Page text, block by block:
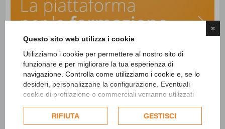
×
Questo sito web utilizza i cookie
Utilizziamo i cookie per permettere al nostro sito di
funzionare e per migliorare la tua esperienza di
navigazione. Controlla come utilizziamo i cookie e, se lo
desideri, personalizzane la configurazione. Eventuali
cookie di profilazione o commerciali verranno utilizzati
dell'utente e, se consentito, potrebbero essere utilizzati
per personalizzare gli annunci pubblicitari. Per ulteriori
RIFIUTA GESTISCI